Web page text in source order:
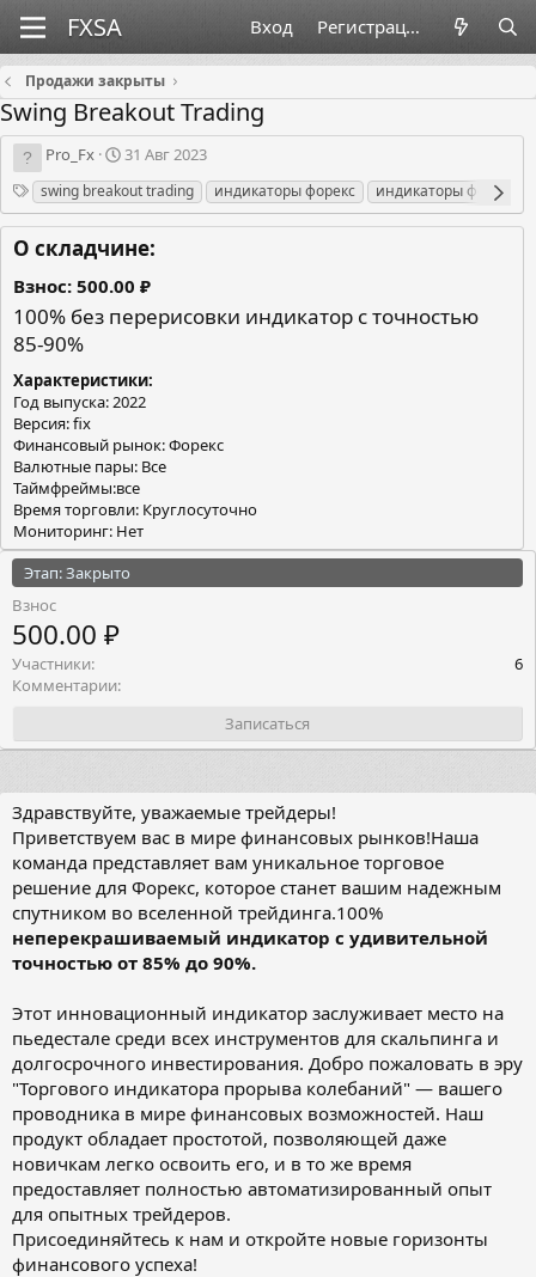
Вход Регистрация
Продажи закрыты
Swing Breakout Trading
О
г
а
н
и
з
т
о
Pro_Fx
Д
т
а
с
о
з
а
я
31 Авг 2023
Теги
swing breakout trading индикаторы форекс индикаторы форекс
О складчине:
Взнос 500.00 ₽
100% без перерисовки индикатор с точностью
85-90%
Характеристики
Год выпуска: 2022
Версия: fix
Финансовый рынок: Форекс
Валютные пары: Все
Таймфреймы:все
Время торговли: Круглосуточно
Мониторинг: Нет
Этап: Закрыто
Взнос
500.00 ₽
Участники
6
Комментарии
Записаться
Здравствуйте, уважаемые трейдеры!
Приветствуем вас в мире финансовых рынков!Наша
команда представляет вам уникальное торговое
решение для Форекс, которое станет вашим надежным
спутником во вселенной трейдинга.100%
неперекрашиваемый индикатор с удивительной
точностью от 85% до 90%.
Этот инновационный индикатор заслуживает место на
пьедестале среди всех инструментов для скальпинга и
долгосрочного инвестирования. Добро пожаловать в эру
"Торгового индикатора прорыва колебаний" — вашего
проводника в мире финансовых возможностей. Наш
продукт обладает простотой, позволяющей даже
новичкам легко освоить его, и в то же время
предоставляет полностью автоматизированный опыт
для опытных трейдеров.
Присоединяйтесь к нам и откройте новые горизонты
финансового успеха!